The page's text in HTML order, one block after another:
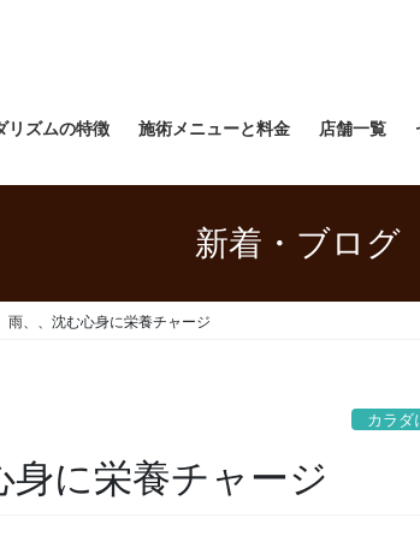
リズムの特徴 施術メニューと料金 店舗一覧
新着・ブログ
雨、、沈む心身に栄養チャージ
カラダ
身に栄養チャージ